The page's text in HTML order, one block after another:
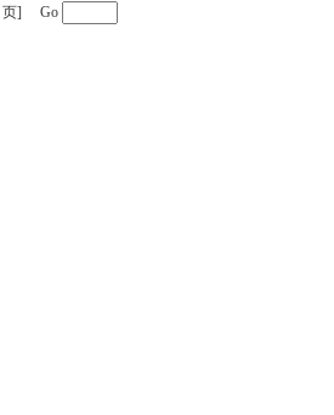
页] Go